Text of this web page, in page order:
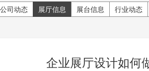
公司动态 展厅信息 展台信息 行业动态
企业展厅设计如何